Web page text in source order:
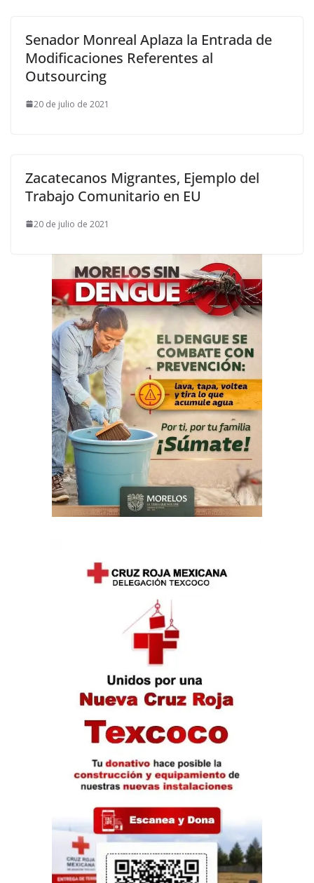
Senador Monreal Aplaza la Entrada de
Modificaciones Referentes al
Outsourcing
20 de julio de 2021
Zacatecanos Migrantes, Ejemplo del
Trabajo Comunitario en EU
20 de julio de 2021